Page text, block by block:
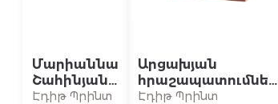
Մարիաննա
Շահինյան /
Բա ամոթ
Էդիթ Պրինտ
Արցախյան
հրաշապատումներ
/ Մաս Ա (Արցախի
Էդիթ Պրինտ